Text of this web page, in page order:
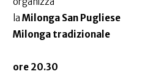
la Milonga San Pugliese
Milonga tradizionale
ore 20.30